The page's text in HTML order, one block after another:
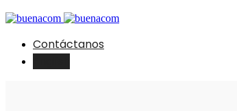
Contáctanos